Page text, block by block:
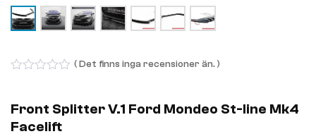
of
5
( Det finns inga recensioner än. )
Front Splitter V.1 Ford Mondeo St-line Mk4
Facelift